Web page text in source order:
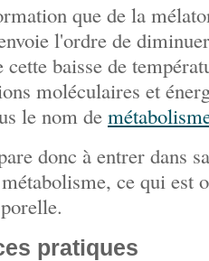
que de la
l'ordre de
baisse de
moléculaires et
le nom de
donc à entrer dans
ce qui est
pratiques